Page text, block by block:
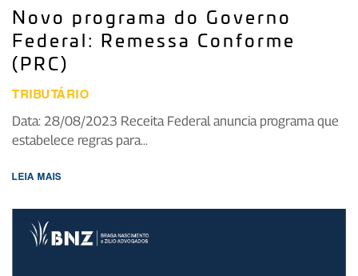
Novo programa do Governo
Federal: Remessa Conforme
(PRC)
TRIBUTÁRIO
Data: 28/08/2023 Receita Federal anuncia programa que
estabelece regras para...
LEIA MAIS